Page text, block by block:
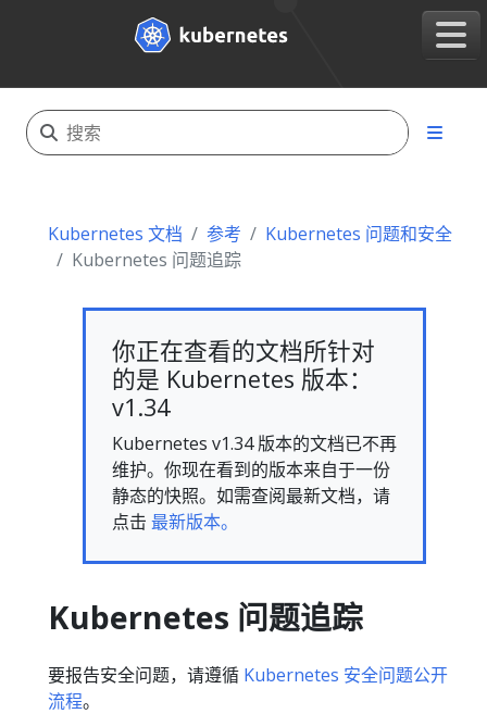
Kubernetes 文档 参考
Kubernetes 问题和安全
Kubernetes 问题追踪
你正在查看的文档所针对
的是 Kubernetes 版本：
v1.34
Kubernetes v1.34 版本的文档已不再
维护。你现在看到的版本来自于一份
静态的快照。如需查阅最新文档，请
点击 最新版本。
Kubernetes 问题追踪
要报告安全问题，请遵循 Kubernetes 安全问题公开
流程。